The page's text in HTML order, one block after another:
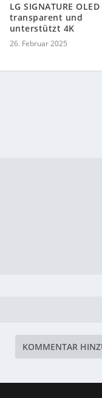
LG SIGNATURE
transparent und
unterstützt 4K
26. Februar 2025